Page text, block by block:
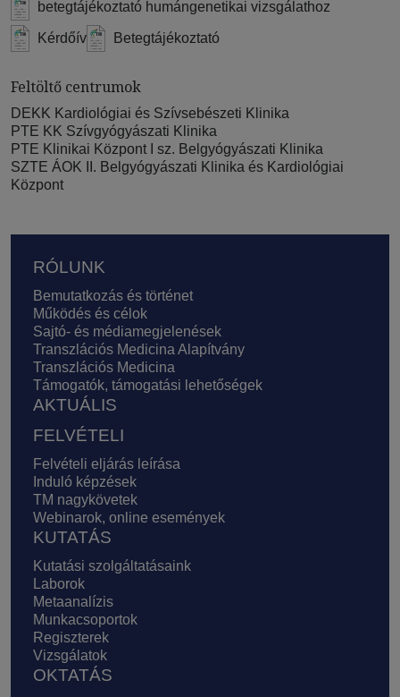
betegtájékoztató humángenetikai vizsgálathoz
Kérdőív Betegtájékoztató
Feltöltő centrumok
DEKK Kardiológiai és Szívsebészeti Klinika
PTE KK Szívgyógyászati Klinika
PTE Klinikai Központ I sz. Belgyógyászati Klinika
SZTE ÁOK II. Belgyógyászati Klinika és Kardiológiai
Központ
Lábléc
RÓLUNK
Bemutatkozás és történet
Működés és célok
Sajtó- és médiamegjelenések
Transzlációs Medicina Alapítvány
Transzlációs Medicina
Támogatók, támogatási lehetőségek
AKTUÁLIS
FELVÉTELI
Felvételi eljárás leírása
Induló képzések
TM nagykövetek
Webinarok, online események
KUTATÁS
Kutatási szolgáltatásaink
Laborok
Metaanalízis
Munkacsoportok
Regiszterek
Vizsgálatok
OKTATÁS